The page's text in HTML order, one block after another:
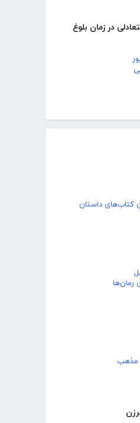
در زمان بلوغ
کتاب‌های داستان
رمان‌ها
مذهب